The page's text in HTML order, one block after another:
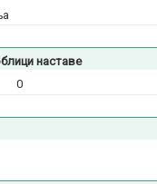
наставе
0